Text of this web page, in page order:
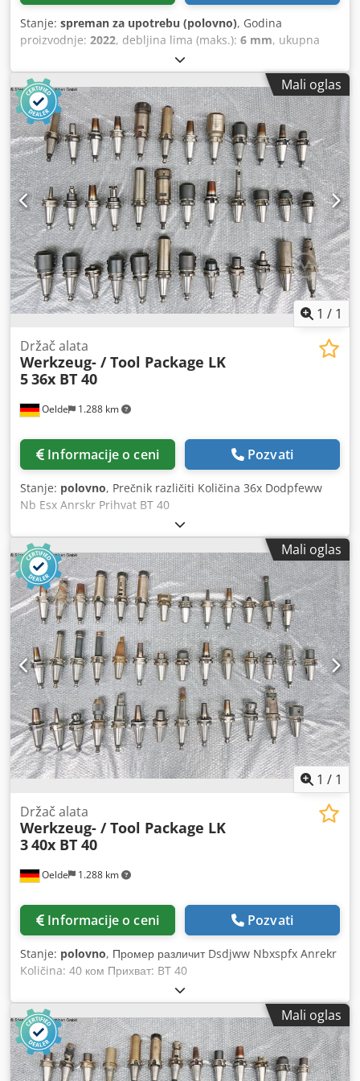
Stanje: spreman za upotrebu (polovno), Godina
proizvodnje: 2022, debljina lima (maks.): 6 mm, ukupna
, ukupna visina:
dužina sečenja:4.100 mm, CNC mašina za sečenje iz 2022.
godine. Ova Durma SBT 4006 ima dužinu sečenja od 4.100
mm i kapacitet sečenja materijala debljine do 6 mm.
Opremljena je DURMA DT-7 CNC upravljačkom jedinicom
za precizan rad. Ako tražite visokokvalitetne makaze, treba
da razmotrite Durma SBT 4006 koju imamo u ponudi.
Kontaktirajte nas za više informacija. • Kapacitet sečenja
(debljina): 6 mm • Hod: 120 mm • CNC upravljanje: DURMA
DT-7 Dedpfxoy E Nb Is Anrskr • Ukupne dimenzije: 5.230
mm x 3.600 mm
Mali oglas
1 / 1
Oelde 1.288 km
Držač alata
Werkzeug- / Tool Package LK
536x BT 40
Informacije o ceni Pozvati
Stanje: polovno, Prečnik različiti Količina 36x Dodpfeww
Nb Esx Anrskr Prihvat BT 40
Mali oglas
1 / 1
Oelde 1.288 km
Držač alata
Werkzeug- / Tool Package LK
340x BT 40
Informacije o ceni Pozvati
Stanje: polovno, Промер различит Dsdjww Nbxspfx Anrekr
Količina: 40 ком Прихват: BT 40
Mali oglas